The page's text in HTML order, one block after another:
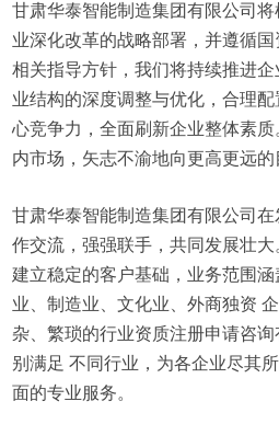
甘肃华泰智能制造集团有限公司
业深化改革的战略部署，并遵循
相关指导方针，我们将持续推进
业结构的深度调整与优化，合理
心竞争力，全面刷新企业整体素
内市场，矢志不渝地向更高更远的
甘肃华泰智能制造集团有限公司
作交流，强强联手，共同发展壮
建立稳定的客户基础，业务范围
业、制造业、文化业、外商独资
杂、繁琐的行业资质注册申请咨
别满足 不同行业，为各企业尽其
面的专业服务。